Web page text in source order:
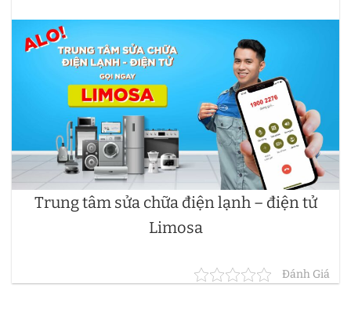
Trung tâm sửa chữa điện lạnh – điện tử
Limosa
Đánh Giá